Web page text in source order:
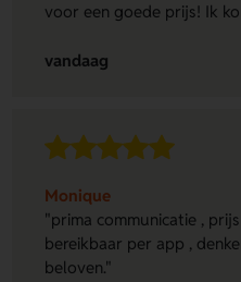
voor een goede prijs! Ik
vandaag
Monique
"prima communicatie ,
bereikbaar per app ,
beloven."